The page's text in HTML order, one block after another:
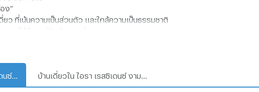
ง”
ยว ที่เน้นความเป็นส่วนตัว และใกล้ความเป็นธรรมชาติ
แบบให้บ้านอยู่ติดกับสวนส่วนกลาง
ศ์วาน)
ชื่น)
ท์ (สีม่วง)
บ้านเดี่ยวให้เช่าใน ไอรา เรสซิเดนซ์ งามวงศ์วาน